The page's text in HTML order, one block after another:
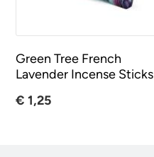
Green Tree French
Lavender Incense Sticks
€ 1,25